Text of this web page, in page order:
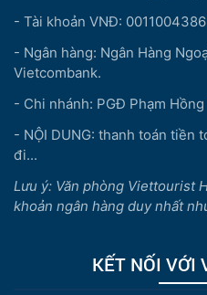
- Tài khoản VNĐ:
- Ngân hàng: Ngân Hàng
Vietcombank.
- Chi nhánh: PGĐ Phạm Hồng
- NỘI DUNG: thanh toán tiền
đi...
Lưu ý: Văn phòng Viettourist
khoản ngân hàng duy nhất
KẾT NỐI VỚI